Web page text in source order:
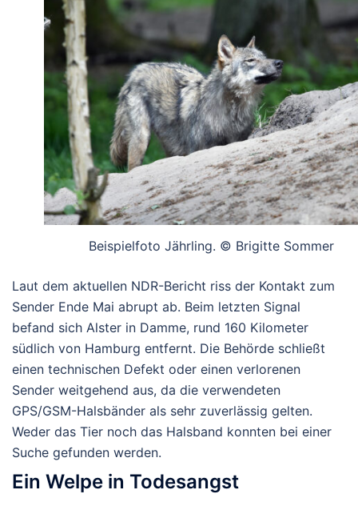
Beispielfoto Jährling. © Brigitte Sommer
Laut dem aktuellen NDR-Bericht riss der Kontakt zum
Sender Ende Mai abrupt ab. Beim letzten Signal
befand sich Alster in Damme, rund 160 Kilometer
südlich von Hamburg entfernt. Die Behörde schließt
einen technischen Defekt oder einen verlorenen
Sender weitgehend aus, da die verwendeten
GPS/GSM-Halsbänder als sehr zuverlässig gelten.
Weder das Tier noch das Halsband konnten bei einer
Suche gefunden werden.
Ein Welpe in Todesangst